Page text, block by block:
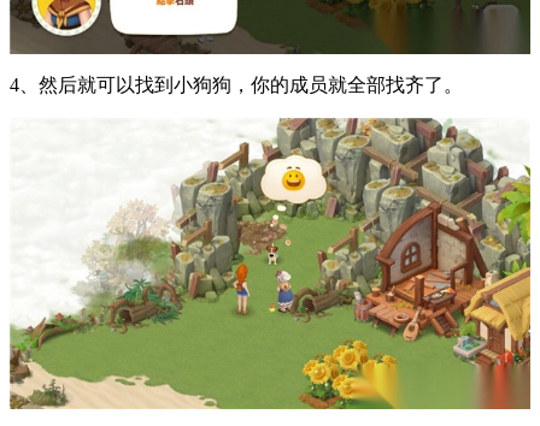
4、然后就可以找到小狗狗，你的成员就全部找齐了。